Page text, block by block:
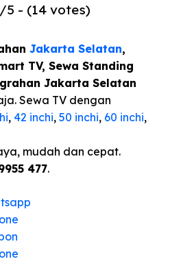
5 - (14 votes)
Jakarta Selatan,
TV, Sewa Standing
Jakarta Selatan
Sewa TV dengan
, 42 inchi, 50 inchi, 60 inchi,
mudah dan cepat.
477.